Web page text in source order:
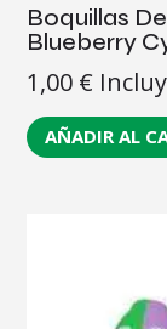
Boquillas
Blueberry
1,00 €
AÑADIR AL